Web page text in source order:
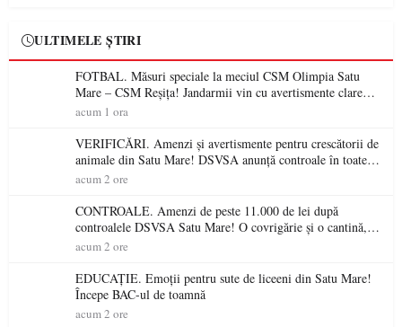
ULTIMELE ȘTIRI
FOTBAL. Măsuri speciale la meciul CSM Olimpia Satu
Mare – CSM Reșița! Jandarmii vin cu avertismente clare
pentru suporteri
acum 1 ora
VERIFICĂRI. Amenzi și avertismente pentru crescătorii de
animale din Satu Mare! DSVSA anunță controale în toate
gospodăriile și face apel la respectarea legii
acum 2 ore
CONTROALE. Amenzi de peste 11.000 de lei după
controalele DSVSA Satu Mare! O covrigărie și o cantină,
sancționate pentru nereguli
acum 2 ore
EDUCAȚIE. Emoții pentru sute de liceeni din Satu Mare!
Începe BAC-ul de toamnă
acum 2 ore